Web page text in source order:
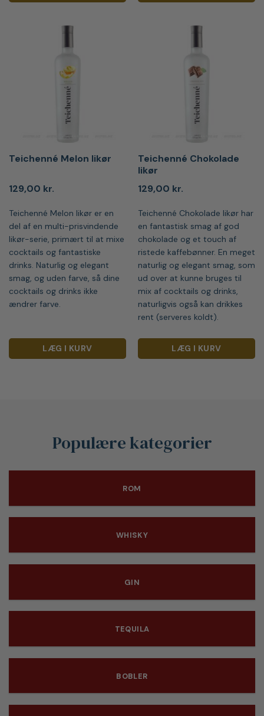
Teichenné Melon likør
129,00 kr.
Teichenné Melon likør er en
del af en multi-prisvindende
likør-serie, primært til at mixe
cocktails og fantastiske
drinks. Naturlig og elegant
smag, og uden farve, så dine
cocktails og drinks ikke
ændrer farve.
LÆG I KURV
Teichenné Chokolade
likør
129,00 kr.
Teichenné Chokolade likør har
en fantastisk smag af god
chokolade og et touch af
ristede kaffebønner. En meget
naturlig og elegant smag, som
ud over at kunne bruges til
mix af cocktails og drinks,
naturligvis også kan drikkes
rent (serveres koldt).
LÆG I KURV
Populære kategorier
ROM
WHISKY
GIN
TEQUILA
BOBLER